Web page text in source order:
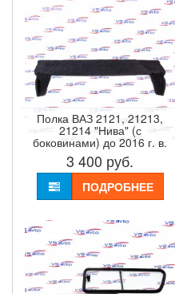
Полка ВАЗ 2121, 21213,
21214 "Нива" (с
боковинами) до 2016 г. в.
3 400 руб.
ПОДРОБНЕЕ